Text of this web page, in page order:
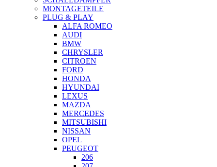
MONTAGETEILE
PLUG & PLAY
ALFA ROMEO
AUDI
BMW
CHRYSLER
CITROEN
FORD
HONDA
HYUNDAI
LEXUS
MAZDA
MERCEDES
MITSUBISHI
NISSAN
OPEL
PEUGEOT
206